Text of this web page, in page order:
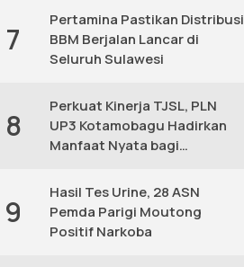
7
Pertamina Pastikan Distribusi
BBM Berjalan Lancar di
Seluruh Sulawesi
8
Perkuat Kinerja TJSL, PLN
UP3 Kotamobagu Hadirkan
Manfaat Nyata bagi
9
Hasil Tes Urine, 28 ASN
Pemda Parigi Moutong
Positif Narkoba